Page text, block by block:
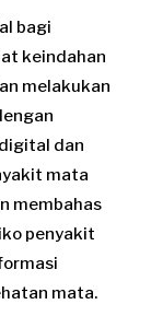
bagi
keindahan
melakukan
dan
mata
membahas
penyakit
mata.